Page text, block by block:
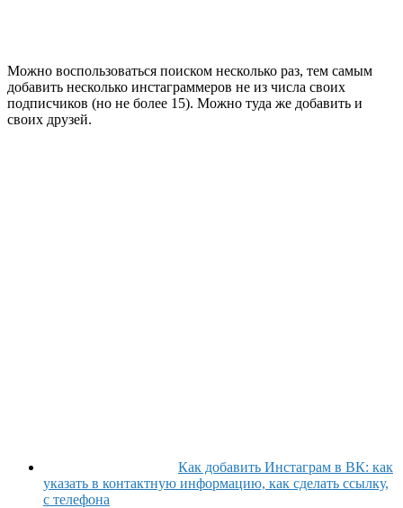
Можно воспользоваться поиском несколько раз, тем самым
добавить несколько инстаграммеров не из числа своих
подписчиков (но не более 15). Можно туда же добавить и
своих друзей.
Как добавить Инстаграм в ВК: как
указать в контактную информацию, как сделать ссылку,
с телефона